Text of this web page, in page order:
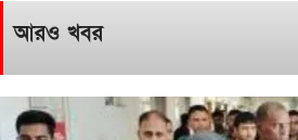
আরও খবর